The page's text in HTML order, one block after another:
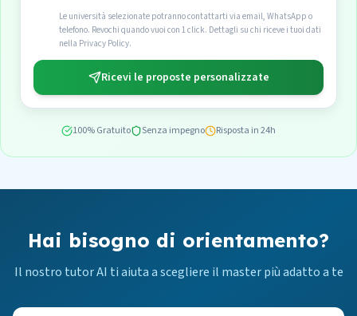
Le università selezionate potranno contattarti via email, WhatsApp o
telefono. Revochi quando vuoi con 1 click. Dettagli su chi riceve i tuoi dati
nella Privacy Policy.
Ricevi le proposte personalizzate
100% Gratuito Senza impegno Risposta in 24h
Hai bisogno di orientamento?
Il nostro tutor AI ti aiuta a scegliere il master più adatto a te